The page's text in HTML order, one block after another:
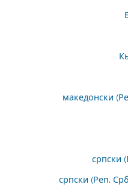
македонски
српски
српски (Реп.